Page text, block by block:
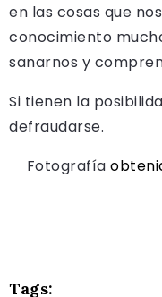
en las cosas que
conocimiento
sanarnos y
Si tienen la
defraudarse.
Fotografía
Tags: